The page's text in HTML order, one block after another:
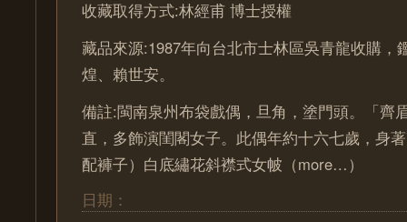
收藏取得方式:林經甫 博士授權
藏品來源:1987年向台北市士林區吳青龍收購，
煌、賴世安。
備註:閩南泉州布袋戲偶，旦角，塗門頭。「齊
直，多飾演閨閣女子。此偶年約十六七歲，身
配褲子）白底繡花斜襟式女帔（more…）
日期：